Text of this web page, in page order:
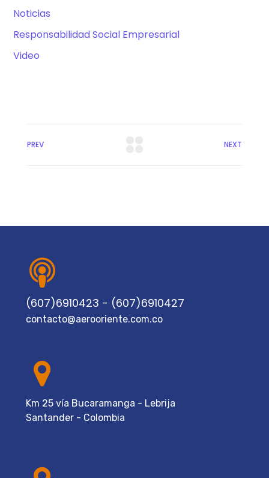
Noticias
Responsabilidad Social Empresarial
Video
PREV NEXT
(607)6910423 - (607)6910427
contacto@aerooriente.com.co
Km 25 vía Bucaramanga - Lebrija
Santander - Colombia